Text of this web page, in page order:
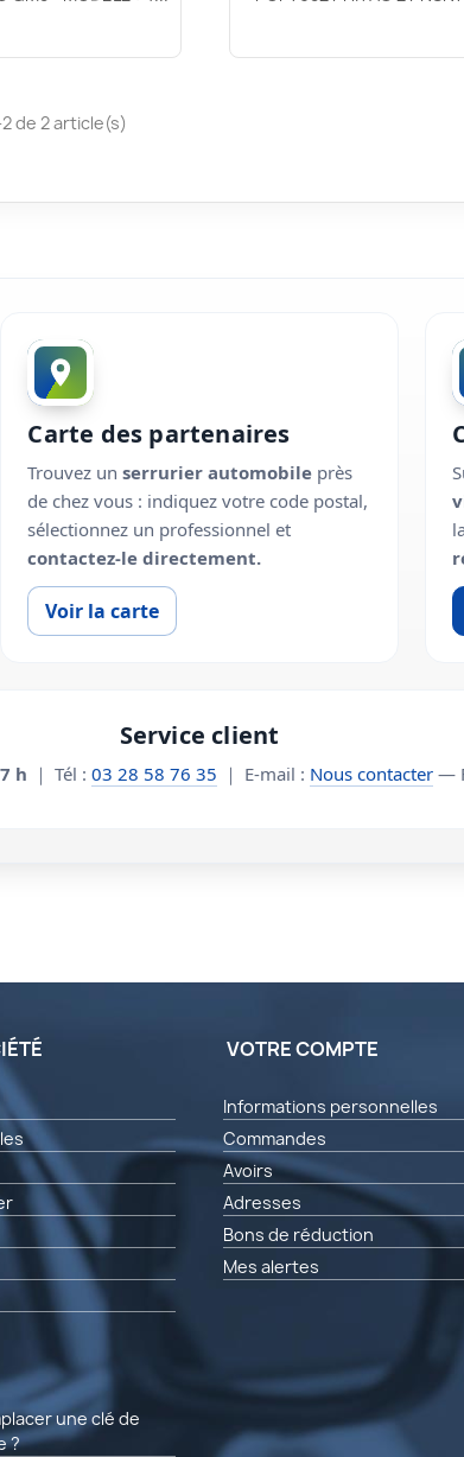
de 2 article(s)
Carte des partenaires
Trouvez unserrurier automobile près
de chez vous : indiquez votre code postal,
sélectionnez un professionnel et
contactez-le directement.
Voir la carte
Service client
h ｜ Tél :03 28 58 76 35 ｜ E-mail : Nous contacter —
une clé de
?
VOTRE COMPTE
Informations personnelles
Commandes
Avoirs
Adresses
Bons de réduction
Mes alertes